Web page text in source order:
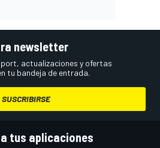
newsletter
actualizaciones y ofertas
tu bandeja de entrada.
SUSCRIBIRSE
tus aplicaciones